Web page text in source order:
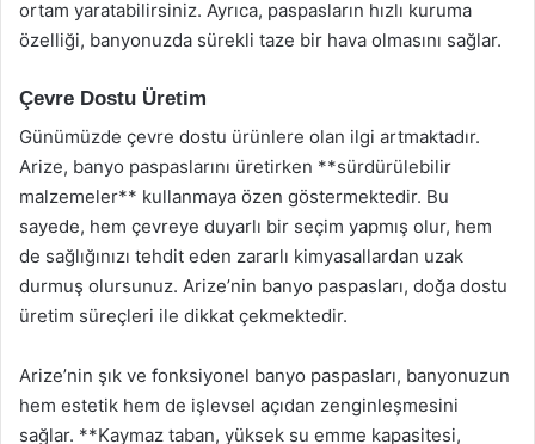
ortam yaratabilirsiniz. Ayrıca, paspasların hızlı kuruma
özelliği, banyonuzda sürekli taze bir hava olmasını sağlar.
Çevre Dostu Üretim
Günümüzde çevre dostu ürünlere olan ilgi artmaktadır.
Arize, banyo paspaslarını üretirken **sürdürülebilir
malzemeler** kullanmaya özen göstermektedir. Bu
sayede, hem çevreye duyarlı bir seçim yapmış olur, hem
de sağlığınızı tehdit eden zararlı kimyasallardan uzak
durmuş olursunuz. Arize’nin banyo paspasları, doğa dostu
üretim süreçleri ile dikkat çekmektedir.
Arize’nin şık ve fonksiyonel banyo paspasları, banyonuzun
hem estetik hem de işlevsel açıdan zenginleşmesini
sağlar. **Kaymaz taban, yüksek su emme kapasitesi,